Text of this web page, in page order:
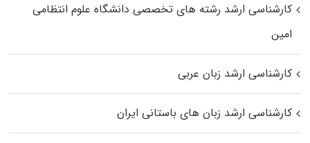
کارشناسی ارشد رﺷﺘﻪ ﻫﺎی تخصصی داﻧﺸﮕﺎه ﻋﻠﻮم انتظامی
اﻣﻴﻦ
کارشناسی ارشد زبان عربی
کارشناسی ارشد زبان‌ های باستانی ایران